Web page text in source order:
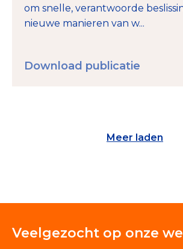
om snelle, verantwoorde
nieuwe manieren van w...
Download publicatie
Meer laden
Veelgezocht op onze